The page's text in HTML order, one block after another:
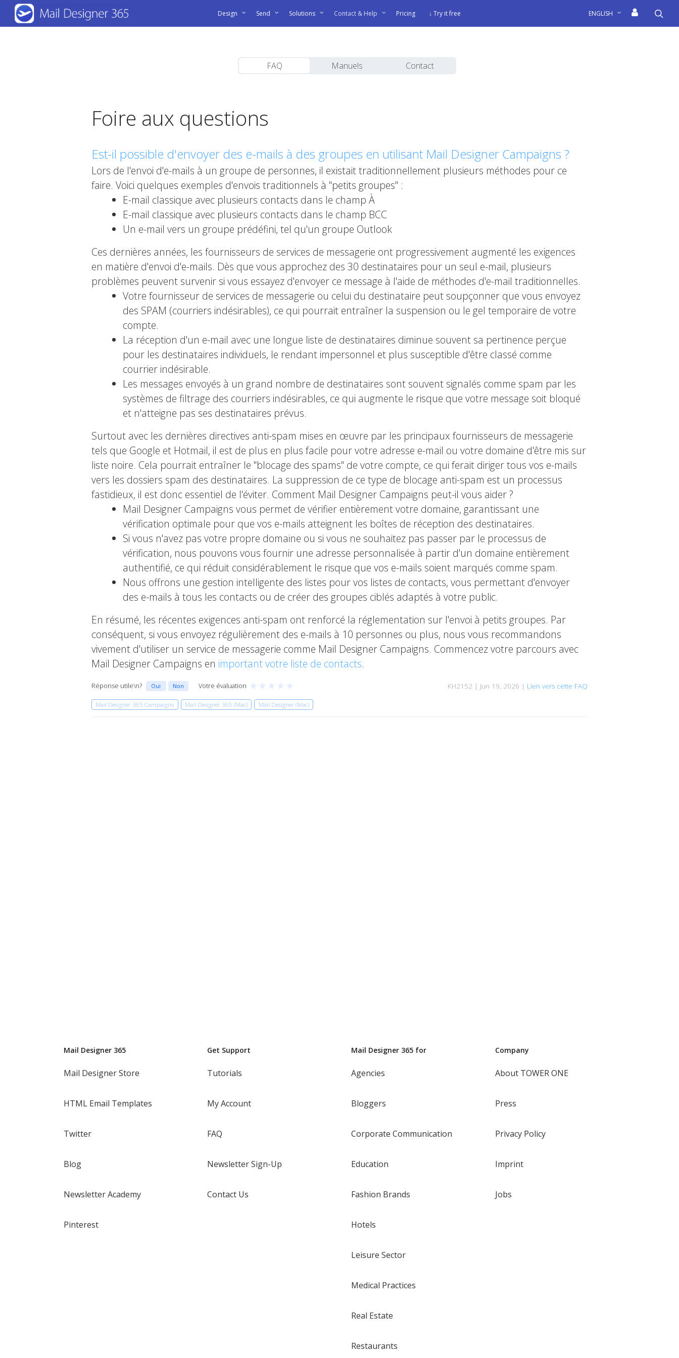
Skip
main
Design Send Solutions Contact & Help Pricing ↓ Try it free ENGLISH
FAQ Manuels Contact
Foire aux questions
Est-il possible d'envoyer des e-mails à des groupes en utilisant Mail Designer Campaigns ?
Lors de l'envoi d'e-mails à un groupe de personnes, il existait traditionnellement plusieurs méthodes pour ce
faire. Voici quelques exemples d'envois traditionnels à "petits groupes" :
E-mail classique avec plusieurs contacts dans le champ À
E-mail classique avec plusieurs contacts dans le champ BCC
Un e-mail vers un groupe prédéfini, tel qu'un groupe Outlook
Ces dernières années, les fournisseurs de services de messagerie ont progressivement augmenté les exigences
en matière d'envoi d'e-mails. Dès que vous approchez des 30 destinataires pour un seul e-mail, plusieurs
problèmes peuvent survenir si vous essayez d'envoyer ce message à l'aide de méthodes d'e-mail traditionnelles.
Votre fournisseur de services de messagerie ou celui du destinataire peut soupçonner que vous envoyez
des SPAM (courriers indésirables), ce qui pourrait entraîner la suspension ou le gel temporaire de votre
compte.
La réception d'un e-mail avec une longue liste de destinataires diminue souvent sa pertinence perçue
pour les destinataires individuels, le rendant impersonnel et plus susceptible d'être classé comme
courrier indésirable.
Les messages envoyés à un grand nombre de destinataires sont souvent signalés comme spam par les
systèmes de filtrage des courriers indésirables, ce qui augmente le risque que votre message soit bloqué
et n'atteigne pas ses destinataires prévus.
Surtout avec les dernières directives anti-spam mises en œuvre par les principaux fournisseurs de messagerie
tels que Google et Hotmail, il est de plus en plus facile pour votre adresse e-mail ou votre domaine d'être mis sur
liste noire. Cela pourrait entraîner le "blocage des spams" de votre compte, ce qui ferait diriger tous vos e-mails
vers les dossiers spam des destinataires. La suppression de ce type de blocage anti-spam est un processus
fastidieux, il est donc essentiel de l'éviter. Comment Mail Designer Campaigns peut-il vous aider ?
Mail Designer Campaigns vous permet de vérifier entièrement votre domaine, garantissant une
vérification optimale pour que vos e-mails atteignent les boîtes de réception des destinataires.
Si vous n'avez pas votre propre domaine ou si vous ne souhaitez pas passer par le processus de
vérification, nous pouvons vous fournir une adresse personnalisée à partir d'un domaine entièrement
authentifié, ce qui réduit considérablement le risque que vos e-mails soient marqués comme spam.
Nous offrons une gestion intelligente des listes pour vos listes de contacts, vous permettant d'envoyer
des e-mails à tous les contacts ou de créer des groupes ciblés adaptés à votre public.
En résumé, les récentes exigences anti-spam ont renforcé la réglementation sur l'envoi à petits groupes. Par
conséquent, si vous envoyez régulièrement des e-mails à 10 personnes ou plus, nous vous recommandons
vivement d'utiliser un service de messagerie comme Mail Designer Campaigns. Commencez votre parcours avec
Mail Designer Campaigns en important votre liste de contacts.
Réponse utile\n? Oui Non Votre évaluation ★ ★ ★ ★ ★ KH2152 | Jun 19, 2026 | Lien vers cette FAQ
Mail Designer 365 Campaigns Mail Designer 365 (Mac) Mail Designer (Mac)
Mail Designer 365
Mail Designer Store
HTML Email Templates
Twitter
Blog
Newsletter Academy
Pinterest
Get Support
Tutorials
My Account
FAQ
Newsletter Sign-Up
Contact Us
Mail Designer 365 for
Agencies
Bloggers
Corporate Communication
Education
Fashion Brands
Hotels
Leisure Sector
Medical Practices
Real Estate
Restaurants
Company
About TOWER ONE
Press
Privacy Policy
Imprint
Jobs